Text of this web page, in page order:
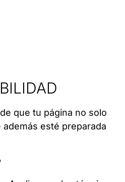
que tu página no solo
esté preparada